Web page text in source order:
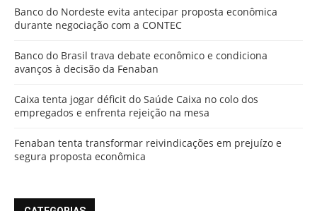
Banco do Nordeste evita antecipar proposta econômica
durante negociação com a CONTEC
Banco do Brasil trava debate econômico e condiciona
avanços à decisão da Fenaban
Caixa tenta jogar déficit do Saúde Caixa no colo dos
empregados e enfrenta rejeição na mesa
Fenaban tenta transformar reivindicações em prejuízo e
segura proposta econômica